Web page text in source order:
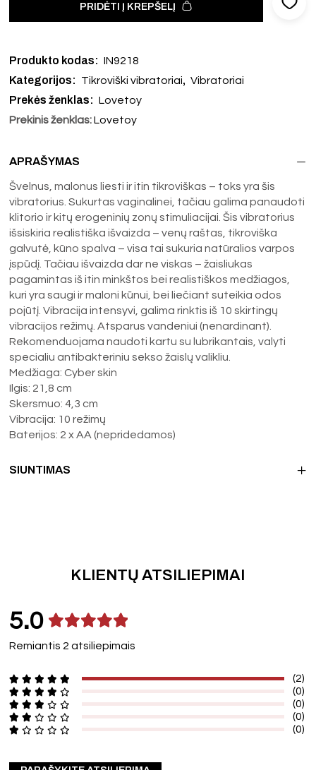
PRIDĖTI Į KREPŠELĮ
Produkto kodas: IN9218
Kategorijos: Tikroviški vibratoriai, Vibratoriai
Prekės ženklas: Lovetoy
Prekinis ženklas: Lovetoy
APRAŠYMAS
Švelnus, malonus liesti ir itin tikroviškas – toks yra šis
vibratorius. Sukurtas vaginalinei, tačiau galima panaudoti
klitorio ir kitų erogeninių zonų stimuliacijai. Šis vibratorius
išsiskiria realistiška išvaizda – venų raštas, tikroviška
galvutė, kūno spalva – visa tai sukuria natūralios varpos
įspūdį. Tačiau išvaizda dar ne viskas – žaisliukas
pagamintas iš itin minkštos bei realistiškos medžiagos,
kuri yra saugi ir maloni kūnui, bei liečiant suteikia odos
pojūtį. Vibracija intensyvi, galima rinktis iš 10 skirtingų
vibracijos režimų. Atsparus vandeniui (nenardinant).
Rekomenduojama naudoti kartu su lubrikantais, valyti
specialiu antibakteriniu sekso žaislų valikliu.
Medžiaga: Cyber skin
Ilgis: 21,8 cm
Skersmuo: 4,3 cm
Vibracija: 10 režimų
Baterijos: 2 x AA (nepridedamos)
SIUNTIMAS
KLIENTŲ ATSILIEPIMAI
5.0
Remiantis 2 atsiliepimais
(2)
(0)
(0)
(0)
(0)